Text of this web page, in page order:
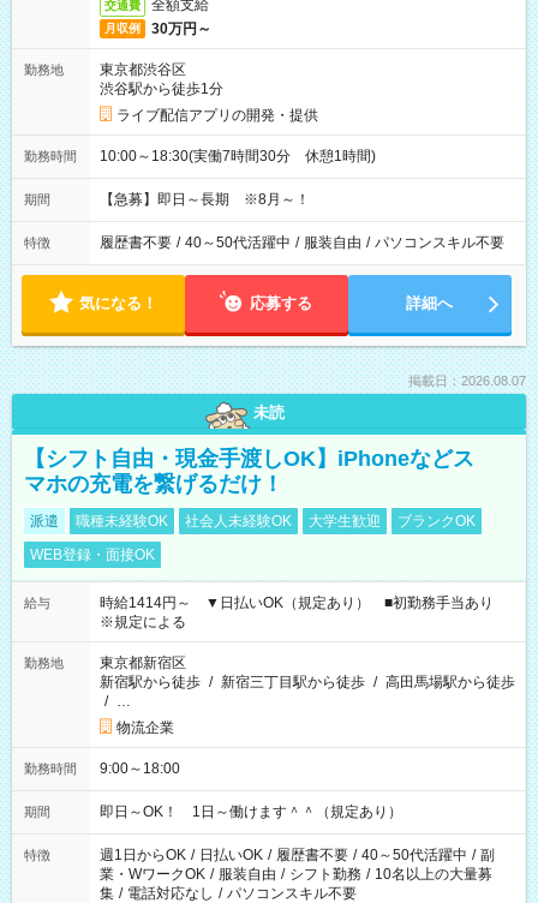
交通費 全額支給
月収例 30万円～
勤務地
東京都渋谷区
渋谷駅から徒歩1分
ライブ配信アプリの開発・提供
勤務時間 10:00～18:30(実働7時間30分 休憩1時間)
期間 【急募】即日～長期 ※8月～！
特徴 履歴書不要 / 40～50代活躍中 / 服装自由 / パソコンスキル不要
気になる！ 応募する 詳細へ
掲載日：2026.08.07
未読
【シフト自由・現金手渡しOK】iPhoneなどス
マホの充電を繋げるだけ！
派遣 職種未経験OK 社会人未経験OK 大学生歓迎
ブランクOK
WEB登録・面接OK
給与
時給1414円～ ▼日払いOK（規定あり） ■初勤務手当あり
※規定による
勤務地
東京都新宿区
新宿駅から徒歩 / 新宿三丁目駅から徒歩 / 高田馬場駅から徒歩
/ …
物流企業
勤務時間 9:00～18:00
期間 即日～OK！ 1日～働けます＾＾（規定あり）
特徴 週1日からOK / 日払いOK / 履歴書不要 / 40～50代活躍中 / 副
業・WワークOK / 服装自由 / シフト勤務 / 10名以上の大量募
集 / 電話対応なし / パソコンスキル不要